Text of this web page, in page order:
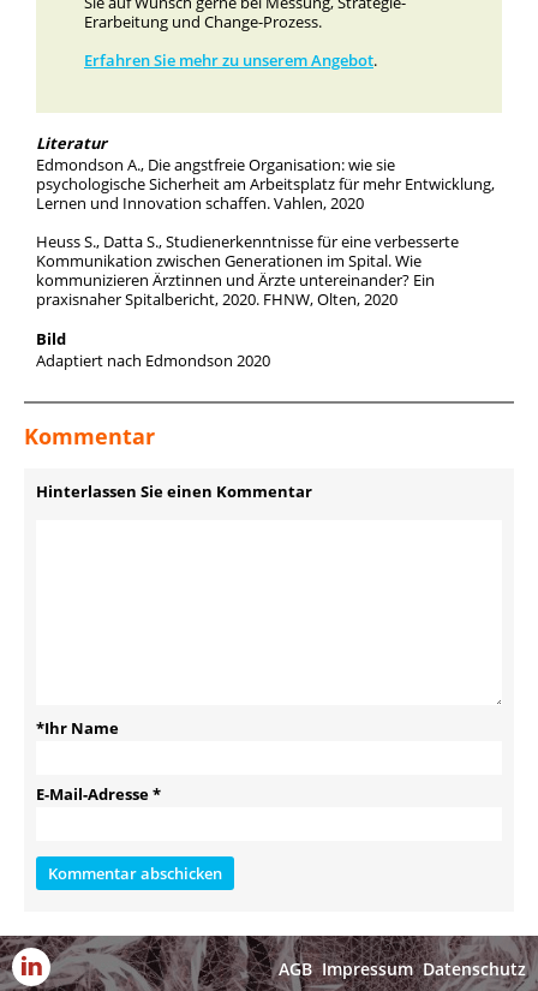
Erarbeitung und Change-Prozess.
Erfahren Sie mehr zu unserem Angebot.
Literatur
Edmondson A., Die angstfreie Organisation: wie sie
psychologische Sicherheit am Arbeitsplatz für mehr Entwicklung,
Lernen und Innovation schaffen. Vahlen, 2020
Heuss S., Datta S., Studienerkenntnisse für eine verbesserte
Kommunikation zwischen Generationen im Spital. Wie
kommunizieren Ärztinnen und Ärzte untereinander? Ein
praxisnaher Spitalbericht, 2020. FHNW, Olten, 2020
Bild
Adaptiert nach Edmondson 2020
Kommentar
Hinterlassen Sie einen Kommentar
*Ihr Name
E-Mail-Adresse*
AGB Impressum Datenschutz